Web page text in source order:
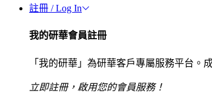
註冊 / Log In
我的研華會員註冊
「我的研華」為研華客戶專屬服務平台。
立即註冊，啟用您的會員服務！